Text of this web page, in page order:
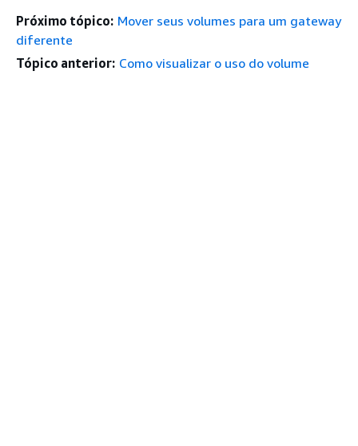
Próximo tópico: Mover seus volumes para um gateway
diferente
Tópico anterior: Como visualizar o uso do volume